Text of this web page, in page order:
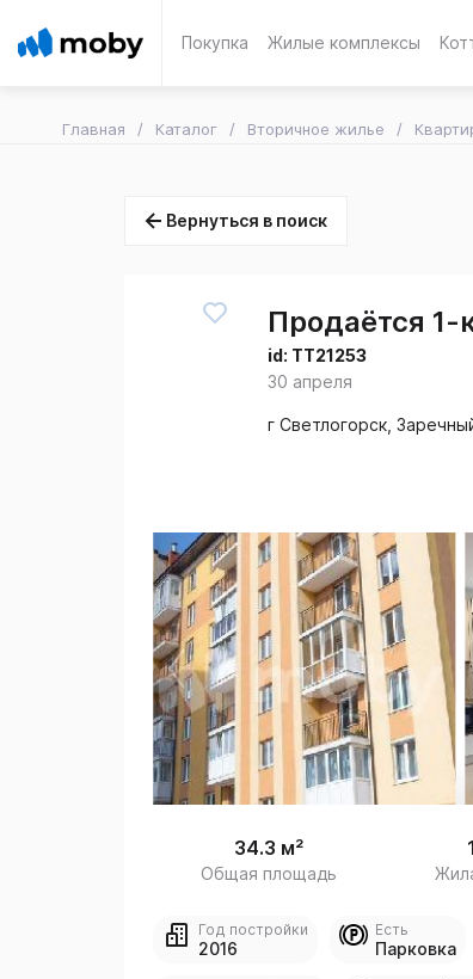
Покупка Жилые комплексы
Главная Каталог Вторичное жилье
Вернуться в поиск
Продаётся 1-
id: TT21253
30 апреля
г Светлогорск,
34.3 м²
Общая площадь
Год постройки
2016
Есть
Парковка